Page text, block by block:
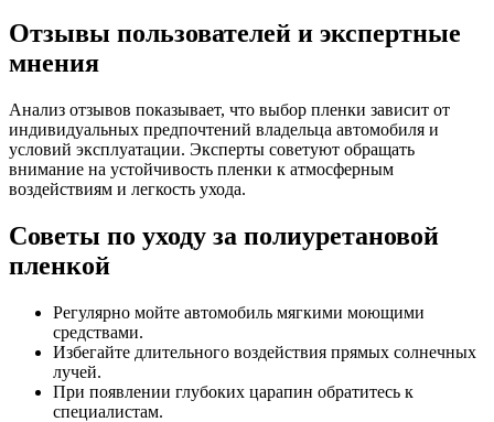
Отзывы пользователей и экспертные
мнения
Анализ отзывов показывает, что выбор пленки зависит от
индивидуальных предпочтений владельца автомобиля и
условий эксплуатации. Эксперты советуют обращать
внимание на устойчивость пленки к атмосферным
воздействиям и легкость ухода.
Советы по уходу за полиуретановой
пленкой
Регулярно мойте автомобиль мягкими моющими
средствами.
Избегайте длительного воздействия прямых солнечных
лучей.
При появлении глубоких царапин обратитесь к
специалистам.